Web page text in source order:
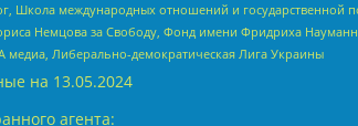
Школа международных отношений и
Немцова за Свободу, Фонд имени Фридриха
Либерально-демократическая Лига Украины
на 13.05.2024
агента: